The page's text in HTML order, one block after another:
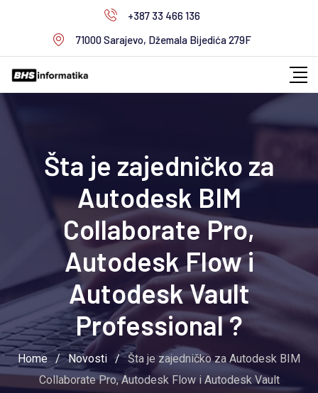
+387 33 466 136
71000 Sarajevo, Džemala Bijedića 279F
Šta je zajedničko za
Autodesk BIM
Collaborate Pro,
Autodesk Flow i
Autodesk Vault
Professional ?
Home / Novosti / Šta je zajedničko za Autodesk BIM
Collaborate Pro, Autodesk Flow i Autodesk Vault